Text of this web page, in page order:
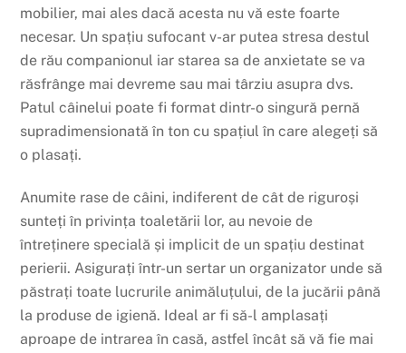
mobilier, mai ales dacă acesta nu vă este foarte
necesar. Un spațiu sufocant v-ar putea stresa destul
de rău companionul iar starea sa de anxietate se va
răsfrânge mai devreme sau mai târziu asupra dvs.
Patul câinelui poate fi format dintr-o singură pernă
supradimensionată în ton cu spațiul în care alegeți să
o plasați.
Anumite rase de câini, indiferent de cât de riguroși
sunteți în privința toaletării lor, au nevoie de
întreținere specială și implicit de un spațiu destinat
perierii. Asigurați într-un sertar un organizator unde să
păstrați toate lucrurile animăluțului, de la jucării până
la produse de igienă. Ideal ar fi să-l amplasați
aproape de intrarea în casă, astfel încât să vă fie mai